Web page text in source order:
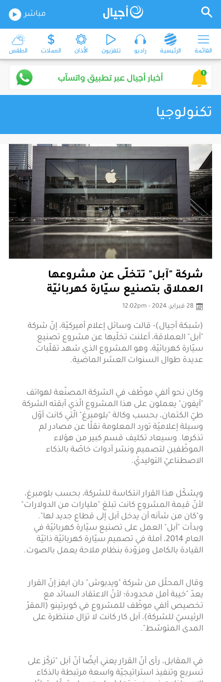
مباشر
القائمة الرئيسية راديو تلفزيون الأذان العملات الطقس
تكنولوجيا
شركة "آبل" تتخلّى عن مشروعها
العملاق بتصنيع سيّارة كهربائيّة
28 فبراير، 2024 - 12:02pm
(شبكة أجيال)- قالت وسائل إعلام أميركيّة، إنّ شركة
"آبل" العملاقة، أعلنت تخلّيها عن مشروع تصنيع
سيّارة كهربائيّة، وهو المشروع الذي شهد تقلّبات
عديدة طوال السنوات العشر الماضية.
وكان نحو ألفي موظّف في الشركة المصنّعة لهواتف
"آيفون" يعملون على هذا المشروع الّذي أبقته الشركة
طيّ الكتمان، بحسب وكالة "بلومبرغ" الّتي كانت أوّل
وسيلة إعلاميّة تورد المعلومة نقلًا عن مصادر لم
تذكرها. وسيعاد تكليف قسم كبير من هؤلاء
الموظّفين لتصميم ونشر أدوات خاصّة بالذكاء
الاصطناعيّ التوليديّ.
ويشكّل هذا القرار انتكاسة للشركة، بحسب بلومبرغ،
لأنّ قيمة المشروع كانت تبلغ "مليارات من الدولارات"
و"كان من شأنه أن يدخل آبل إلى قطاع جديد لها".
وبدأت "آبل" العمل على تصنيع سيّارة كهربائيّة في
العام 2014، آملة في تصميم سيّارة كهربائيّة ذاتيّة
القيادة بالكامل ومزوّدة بنظام ملاحة يعمل بالصوت.
وقال المحلّل من شركة "ويدبوش" دان ايفز إنّ القرار
يعدّ "خيبة أمل محدودة؛ لأنّ الاعتقاد السائد مع
تخصيص ألفي موظّف للمشروع في كوبرتينو (المقرّ
الرئيسيّ للشركة)، آبل كار كانت لا تزال منتظرة على
المدى المتوسّط".
في المقابل، رأى أنّ القرار يعني أيضًا أنّ آبل "تركّز على
تسريع وتنفيذ استراتيجيّة واسعة مرتبطة بالذكاء